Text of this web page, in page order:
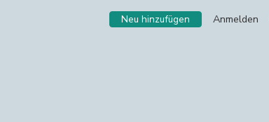
Neu hinzufügen Anmelden